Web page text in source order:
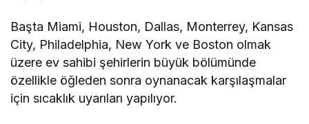
Başta Miami, Houston, Dallas, Monterrey, Kansas
City, Philadelphia, New York ve Boston olmak
üzere ev sahibi şehirlerin büyük bölümünde
özellikle öğleden sonra oynanacak karşılaşmalar
için sıcaklık uyarıları yapılıyor.